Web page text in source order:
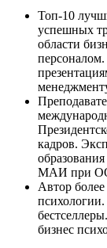
Топ-10
успешных
области
кадров.
МАИ при
Автор
бизнес